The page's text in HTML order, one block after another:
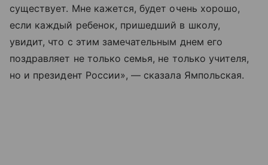
существует. Мне кажется, будет очень хорошо,
если каждый ребенок, пришедший в школу,
увидит, что с этим замечательным днем его
поздравляет не только семья, не только учителя,
но и президент России», — сказала Ямпольская.